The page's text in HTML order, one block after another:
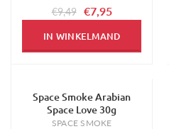
€9,49 €7,95
IN WINKELMAND
-16%
Space Smoke Arabian
Space Love 30g
SPACE SMOKE